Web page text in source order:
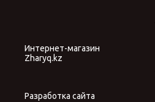
Интернет-магазин
Zharyq.kz
Разработка сайта